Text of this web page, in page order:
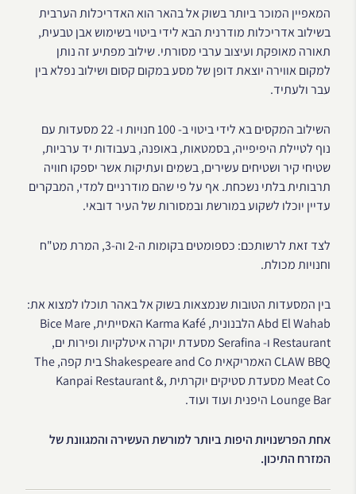
המאפיין המוכר ביותר בשוק אל בהאר הוא האדריכלות הערבית
בשילוב אדריכלות מודרנית הבא לידי ביטוי בשימוש אבן טבעית,
תאורה מאופקת ועיצוב ערבי מסורתי. שילוב מפתיע זה נותן
למקום אווירה יוצאת דופן של מסע במקום קסום ושילוב נפלא בין
עבר ולעתיד.
השילוב המקסים בא לידי ביטוי ב- 100 חנויות ו- 22 מסעדות עם
נוף לטיילת היפיפייה, בסמטאות, באופנה, בעבודות יד ערביות,
שטיחי קיר ושטיחים עשירים, בשמים ועתיקות אשר יספקו חוויה
תרבותית בלתי נשכחת. אף על פי שהם מודרניים למדי, המבקרים
עדיין יוכלו לשקוע במורשת ובמסורות של העיר דובאי.
לצד זאת לרשותכם: כספומטים בקומות ה-2 וה-3, המרת מט"ח
וחנויות מכולת.
בין המסעדות הטובות שנמצאות בשוק אל באהר תוכלו למצוא את:
Abd El Wahab הלבנונית, Karma Kafé האסייתית, Bice Mare
Restaurant ו- Serafina מסעדת יוקרה איטלקיות ופירות ים,
CLAW BBQ האמריקאית Shakespeare and Co בית קפה, The
Meat Co מסעדת סטיקים יוקרתית ,Kanpai Restaurant &
Lounge Bar היפנית ועוד ועוד.
אחת הפרשנויות היפות ביותר למורשת העשירה והמגוונת של
המזרח התיכון.